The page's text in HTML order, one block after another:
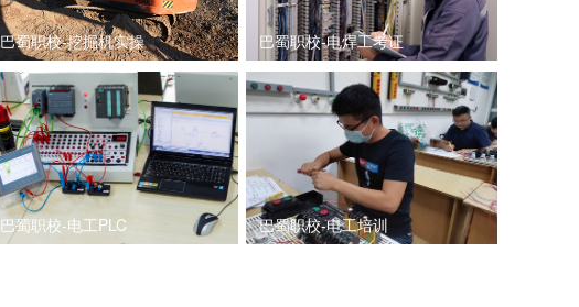
巴蜀职校-挖掘机实操 巴蜀职校-电焊工考证
巴蜀职校-电工PLC 巴蜀职校-电工培训